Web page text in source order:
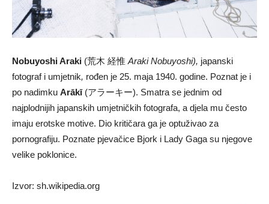
Nobuyoshi Araki (荒木 経惟 Araki Nobuyoshi), japanski
fotograf i umjetnik, rođen je 25. maja 1940. godine. Poznat je i
po nadimku Arākī(アラーキー). Smatra se jednim od
najplodnijih japanskih umjetničkih fotografa, a djela mu često
imaju erotske motive. Dio kritičara ga je optuživao za
pornografiju. Poznate pjevačice Bjork i Lady Gaga su njegove
velike poklonice.
Izvor: sh.wikipedia.org